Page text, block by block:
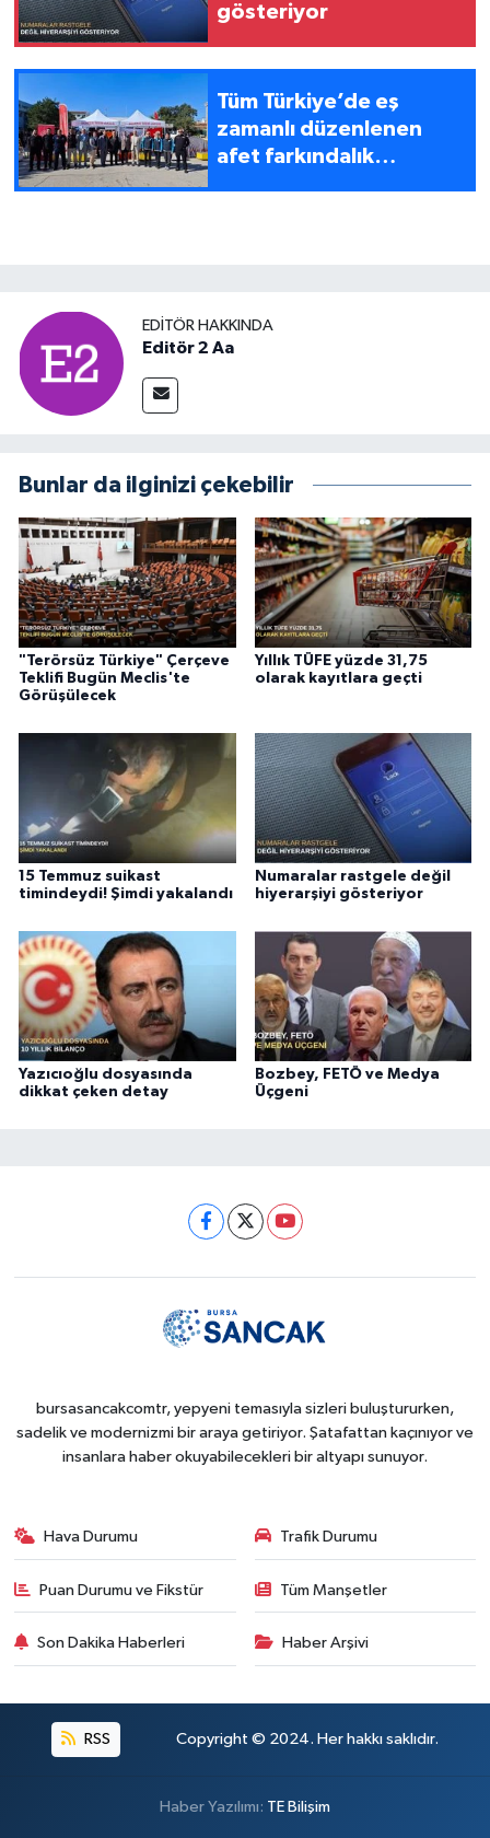
gösteriyor
Tüm Türkiye’de eş
zamanlı düzenlenen
afet farkındalık
EDITÖR HAKKINDA
Editör 2 Aa
Bunlar da ilginizi çekebilir
"Terörsüz Türkiye" Çerçeve
Teklifi Bugün Meclis'te
Görüşülecek
Yıllık TÜFE yüzde 31,75
olarak kayıtlara geçti
15 Temmuz suikast
timindeydi! Şimdi yakalandı
Numaralar rastgele değil
hiyerarşiyi gösteriyor
Yazıcıoğlu dosyasında
dikkat çeken detay
Bozbey, FETÖ ve Medya
Üçgeni
bursasancakcomtr, yepyeni temasıyla sizleri buluştururken,
sadelik ve modernizmi bir araya getiriyor. Şatafattan kaçınıyor ve
insanlara haber okuyabilecekleri bir altyapı sunuyor.
Hava Durumu Trafik Durumu
Puan Durumu ve Fikstür Tüm Manşetler
Son Dakika Haberleri Haber Arşivi
RSS Copyright © 2024. Her hakkı saklıdır.
Haber Yazılımı: TE Bilişim